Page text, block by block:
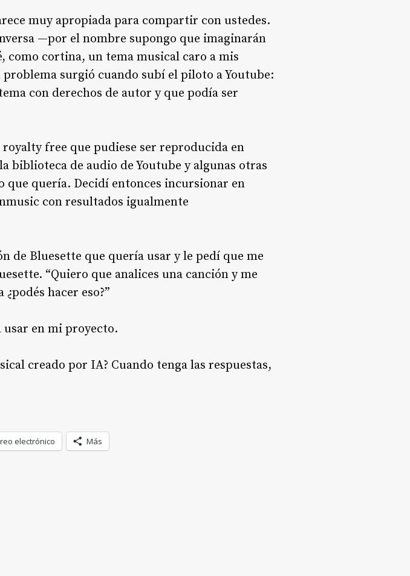
muy apropiada para compartir con ustedes.
—por el nombre supongo que imaginarán
cortina, un tema musical caro a mis
surgió cuando subí el piloto a Youtube:
con derechos de autor y que podía ser
free que pudiese ser reproducida en
biblioteca de audio de Youtube y algunas otras
que quería. Decidí entonces incursionar en
con resultados igualmente
de Bluesette que quería usar y le pedí que me
“Quiero que analices una canción y me
hacer eso?”
usar en mi proyecto.
creado por IA? Cuando tenga las respuestas,
electrónico Más